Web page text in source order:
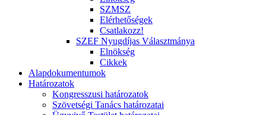
SZMSZ
Elérhetőségek
Csatlakozz!
SZEF Nyugdíjas Választmánya
Elnökség
Cikkek
Alapdokumentumok
Határozatok
Kongresszusi határozatok
Szövetségi Tanács határozatai